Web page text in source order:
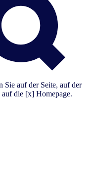
Sie auf der Seite, auf der
auf die [x] Homepage.